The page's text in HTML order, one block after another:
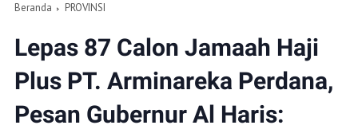
Beranda PROVINSI
Lepas 87 Calon Jamaah Haji
Plus PT. Arminareka Perdana,
Pesan Gubernur Al Haris: